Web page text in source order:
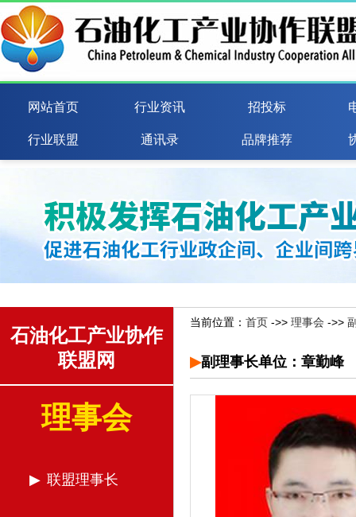
网站首页 行业资讯 招投标
行业联盟 通讯录 品牌推荐
石油化工产业协作
联盟网
理事会
联盟理事长
当前位置： 首页 ->> 理事会 ->>
副理事长单位：章勤峰